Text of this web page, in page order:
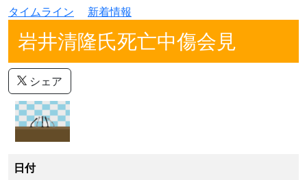
タイムライン 新着情報
岩井清隆氏死亡中傷会見
シェア
日付